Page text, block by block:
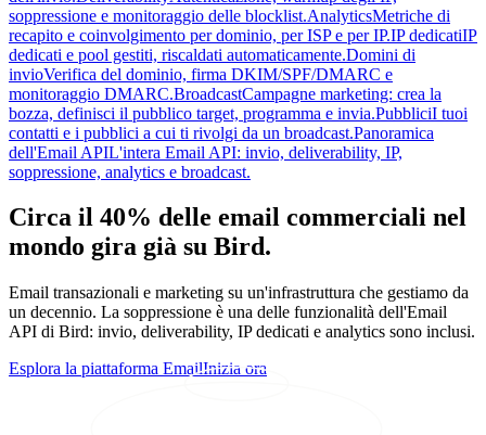
soppressione e monitoraggio delle blocklist.AnalyticsMetriche di
recapito e coinvolgimento per dominio, per ISP e per IP.IP dedicatiIP
dedicati e pool gestiti, riscaldati automaticamente.Domini di
invioVerifica del dominio, firma DKIM/SPF/DMARC e
monitoraggio DMARC.BroadcastCampagne marketing: crea la
bozza, definisci il pubblico target, programma e invia.PubbliciI tuoi
contatti e i pubblici a cui ti rivolgi da un broadcast.Panoramica
dell'Email APIL'intera Email API: invio, deliverability, IP,
soppressione, analytics e broadcast.
Circa il 40% delle email commerciali nel
mondo gira già su Bird.
Email transazionali e marketing su un'infrastruttura che gestiamo da
un decennio. La soppressione è una delle funzionalità dell'Email
API di Bird: invio, deliverability, IP dedicati e analytics sono inclusi.
Esplora la piattaforma EmailInizia ora